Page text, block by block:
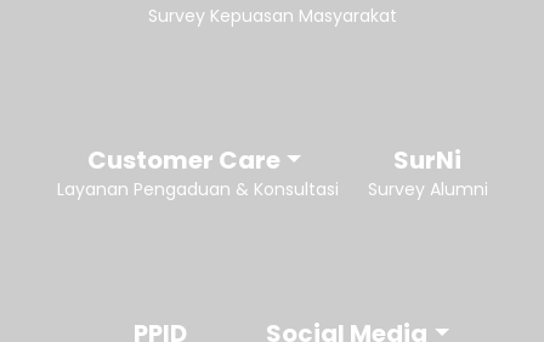
Survey Kepuasan Masyarakat
Customer Care
Layanan Pengaduan & Konsultasi
SurNi
Survey Alumni
PPID Social Media